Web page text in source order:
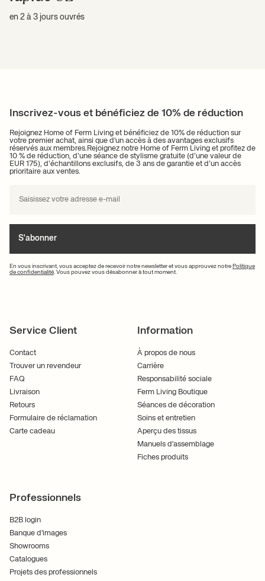
en 2 à 3 jours ouvrés
Inscrivez-vous et bénéficiez de 10% de réduction
Rejoignez Home of Ferm Living et bénéficiez de 10% de réduction sur
votre premier achat, ainsi que d'un accès à des avantages exclusifs
réservés aux membres.Rejoignez notre Home of Ferm Living et profitez de
10 % de réduction, d’une séance de stylisme gratuite (d’une valeur de
EUR 175), d’échantillons exclusifs, de 3 ans de garantie et d’un accès
prioritaire aux ventes.
En vous inscrivant, vous acceptez de recevoir notre newsletter et vous approuvez notre Politique
de confidentialité . Vous pouvez vous désabonner à tout moment.
S'abonner
Service Client
Contact
Trouver un revendeur
FAQ
Livraison
Retours
Formulaire de réclamation
Carte cadeau
Information
À propos de nous
Carrière
Responsabilité sociale
Ferm Living Boutique
Séances de décoration
Soins et entretien
Aperçu des tissus
Manuels d'assemblage
Fiches produits
Professionnels
B2B login
Banque d'images
Showrooms
Catalogues
Projets des professionnels